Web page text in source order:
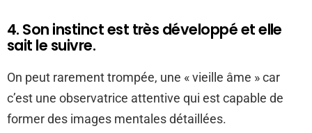
4. Son instinct est très développé et elle
sait le suivre.
On peut rarement trompée, une « vieille âme » car
c’est une observatrice attentive qui est capable de
former des images mentales détaillées.